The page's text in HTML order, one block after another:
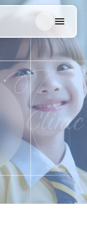
한국어
English
日本語
中文